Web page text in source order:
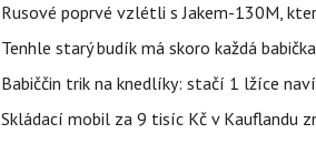
Rusové poprvé vzlétli s Jakem-130M,
Tenhle starý budík má skoro každá
Babiččin trik na knedlíky: stačí 1 lžíce
Skládací mobil za 9 tisíc Kč v Kauflandu